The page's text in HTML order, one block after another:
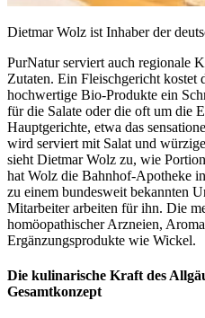
Dietmar Wolz ist Inhaber der
PurNatur serviert auch regionale
Zutaten. Ein Fleischgericht kostet
hochwertige Bio-Produkte ein
für die Salate oder die oft um die
Hauptgerichte, etwa das
wird serviert mit Salat und
sieht Dietmar Wolz zu, wie
hat Wolz die Bahnhof-Apotheke
zu einem bundesweit bekannten
Mitarbeiter arbeiten für ihn. Die
homöopathischer Arzneien,
Ergänzungsprodukte wie Wickel.
Die kulinarische Kraft des
Gesamtkonzept